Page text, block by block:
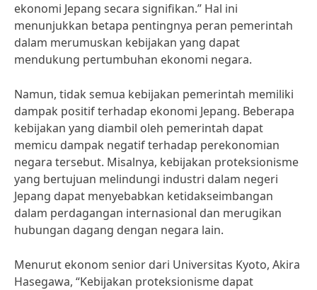
ekonomi Jepang secara signifikan.” Hal ini
menunjukkan betapa pentingnya peran pemerintah
dalam merumuskan kebijakan yang dapat
mendukung pertumbuhan ekonomi negara.
Namun, tidak semua kebijakan pemerintah memiliki
dampak positif terhadap ekonomi Jepang. Beberapa
kebijakan yang diambil oleh pemerintah dapat
memicu dampak negatif terhadap perekonomian
negara tersebut. Misalnya, kebijakan proteksionisme
yang bertujuan melindungi industri dalam negeri
Jepang dapat menyebabkan ketidakseimbangan
dalam perdagangan internasional dan merugikan
hubungan dagang dengan negara lain.
Menurut ekonom senior dari Universitas Kyoto, Akira
Hasegawa, “Kebijakan proteksionisme dapat